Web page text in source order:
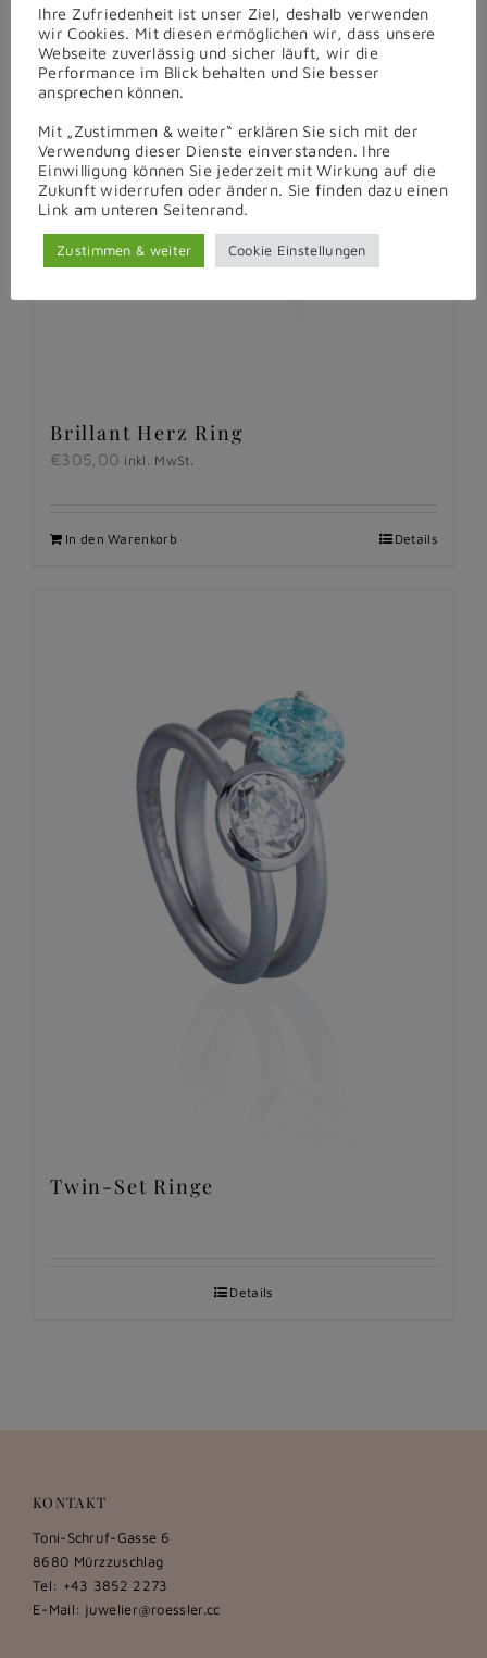
Brillant Herz Ring
€305,00 inkl. MwSt.
In den Warenkorb Details
Twin-Set Ringe
Details
KONTAKT
Toni-Schruf-Gasse 6
8680 Mürzzuschlag
Tel: +43 3852 2273
E-Mail: juwelier@roessler.cc
Ihre Zufriedenheit ist unser Ziel, deshalb verwenden
wir Cookies. Mit diesen ermöglichen wir, dass unsere
Webseite zuverlässig und sicher läuft, wir die
Performance im Blick behalten und Sie besser
ansprechen können.
Mit „Zustimmen & weiter“ erklären Sie sich mit der
Verwendung dieser Dienste einverstanden. Ihre
Einwilligung können Sie jederzeit mit Wirkung auf die
Zukunft widerrufen oder ändern. Sie finden dazu einen
Link am unteren Seitenrand.
Zustimmen & weiter Cookie Einstellungen